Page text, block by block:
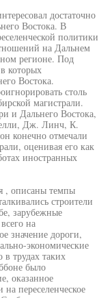
достаточно
Востока. В
политики
на Дальнем
регионе. Под
которых
Востока.
столь
магистрали.
и Дальнего Востока,
Дж. Линч, К.
конечно отмечали
оценивая его как
иностранных
, описаны темпы
строители
зарубежные
на
значение дороги,
экономические
трудах таких
было
оказанное
переселенческое